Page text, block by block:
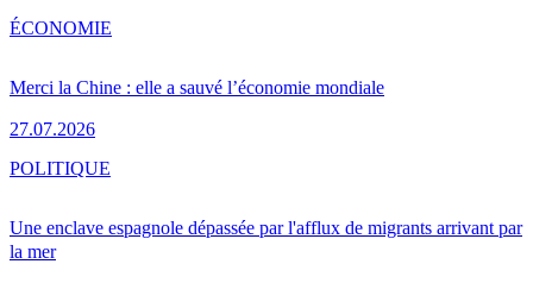
Merci la Chine : elle a sauvé l’économie mondiale
27.07.2026
ÉCONOMIE
Une enclave espagnole dépassée par l'afflux de migrants arrivant par
la mer
POLITIQUE